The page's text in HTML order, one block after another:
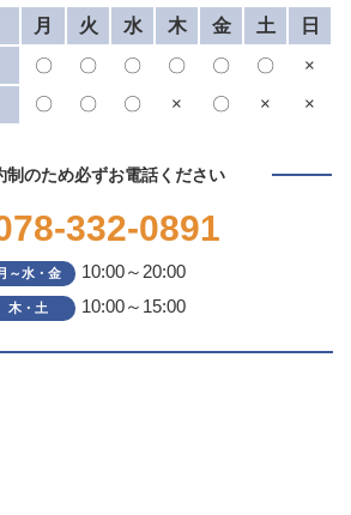
月 火 水 木 金 土
日
〇 〇 〇 〇 〇 〇
×
〇 〇 〇 × 〇 × ×
制のため必ずお電話ください
332-0891
～水・金 10:00～20:00
木・土 10:00～15:00